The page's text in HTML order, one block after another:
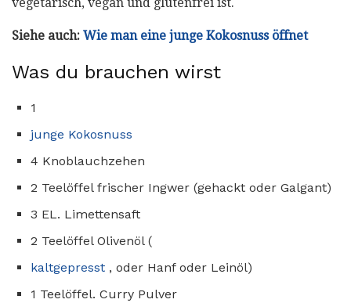
Siehe auch: Wie man eine junge Kokosnuss öffnet
Was du brauchen wirst
1
junge Kokosnuss
4 Knoblauchzehen
2 Teelöffel frischer Ingwer (gehackt oder Galgant)
3 EL. Limettensaft
2 Teelöffel Olivenöl (
kaltgepresst , oder Hanf oder Leinöl)
1 Teelöffel. Curry Pulver